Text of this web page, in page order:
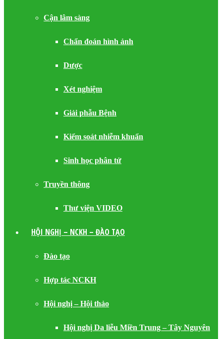
Cận lâm sàng
Chẩn đoán hình ảnh
Dược
Xét nghiệm
Giải phẫu Bệnh
Kiểm soát nhiễm khuẩn
Sinh học phân tử
Truyền thông
Thư viện VIDEO
HỘI NGHỊ – NCKH – ĐÀO TẠO
Đào tạo
Hợp tác NCKH
Hội nghị – Hội thảo
Hội nghị Da liễu Miền Trung – Tây Nguyên